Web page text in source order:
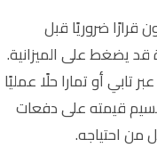
ضروريًا قبل
يضغط على الميزانية.
عبر تابي أو تمارا حلًا عمليًا
قيمته على دفعات
من احتياجه.